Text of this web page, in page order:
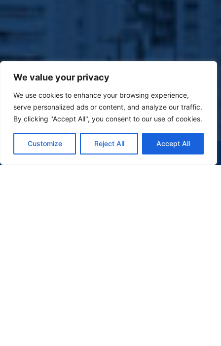
We value your privacy
We use cookies to enhance your browsing experience,
serve personalized ads or content, and analyze our traffic.
By clicking "Accept All", you consent to our use of cookies.
Customize Reject All Accept All
(47) 9 9977-7630